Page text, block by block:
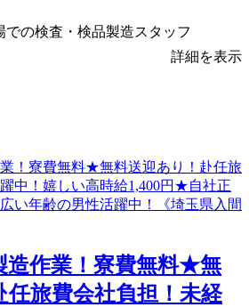
での検査・検品製造スタッフ
詳細を表示
造作業！寮費無料★無
任旅費会社負担！未経